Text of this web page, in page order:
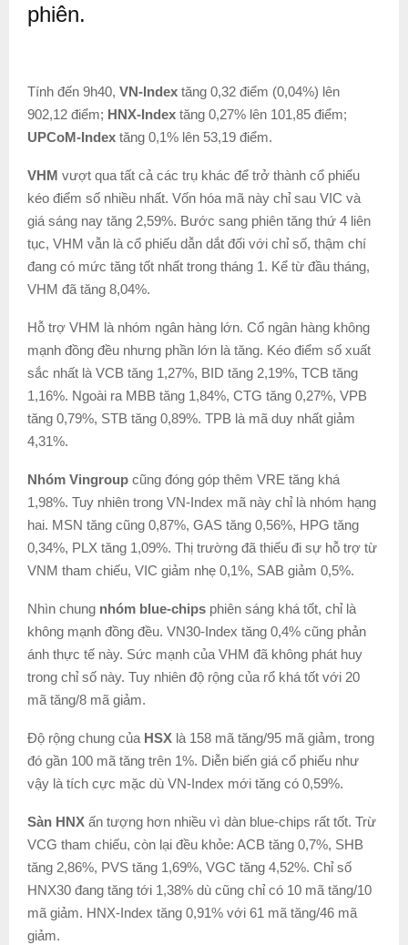
phiên.
Tính đến 9h40, VN-Index tăng 0,32 điểm (0,04%) lên
902,12 điểm; HNX-Index tăng 0,27% lên 101,85 điểm;
UPCoM-Index tăng 0,1% lên 53,19 điểm.
VHM vượt qua tất cả các trụ khác để trở thành cổ phiếu
kéo điểm số nhiều nhất. Vốn hóa mã này chỉ sau VIC và
giá sáng nay tăng 2,59%. Bước sang phiên tăng thứ 4 liên
tục, VHM vẫn là cổ phiếu dẫn dắt đối với chỉ số, thậm chí
đang có mức tăng tốt nhất trong tháng 1. Kể từ đầu tháng,
VHM đã tăng 8,04%.
Hỗ trợ VHM là nhóm ngân hàng lớn. Cổ ngân hàng không
mạnh đồng đều nhưng phần lớn là tăng. Kéo điểm số xuất
sắc nhất là VCB tăng 1,27%, BID tăng 2,19%, TCB tăng
1,16%. Ngoài ra MBB tăng 1,84%, CTG tăng 0,27%, VPB
tăng 0,79%, STB tăng 0,89%. TPB là mã duy nhất giảm
4,31%.
Nhóm Vingroup cũng đóng góp thêm VRE tăng khá
1,98%. Tuy nhiên trong VN-Index mã này chỉ là nhóm hạng
hai. MSN tăng cũng 0,87%, GAS tăng 0,56%, HPG tăng
0,34%, PLX tăng 1,09%. Thị trường đã thiếu đi sự hỗ trợ từ
VNM tham chiếu, VIC giảm nhẹ 0,1%, SAB giảm 0,5%.
Nhìn chung nhóm blue-chips phiên sáng khá tốt, chỉ là
không mạnh đồng đều. VN30-Index tăng 0,4% cũng phản
ánh thực tế này. Sức mạnh của VHM đã không phát huy
trong chỉ số này. Tuy nhiên độ rộng của rổ khá tốt với 20
mã tăng/8 mã giảm.
Độ rộng chung của HSX là 158 mã tăng/95 mã giảm, trong
đó gần 100 mã tăng trên 1%. Diễn biến giá cổ phiếu như
vậy là tích cực mặc dù VN-Index mới tăng có 0,59%.
Sàn HNX ấn tượng hơn nhiều vì dàn blue-chips rất tốt. Trừ
VCG tham chiếu, còn lại đều khỏe: ACB tăng 0,7%, SHB
tăng 2,86%, PVS tăng 1,69%, VGC tăng 4,52%. Chỉ số
HNX30 đang tăng tới 1,38% dù cũng chỉ có 10 mã tăng/10
mã giảm. HNX-Index tăng 0,91% với 61 mã tăng/46 mã
giảm.